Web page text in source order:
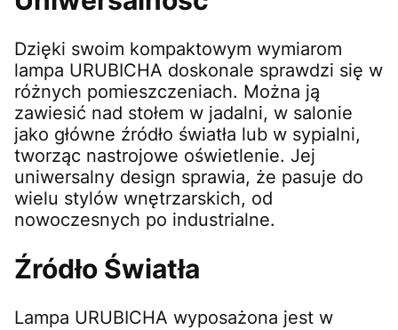
Dzięki swoim kompaktowym wymiarom
lampa URUBICHA doskonale sprawdzi się w
różnych pomieszczeniach. Można ją
zawiesić nad stołem w jadalni, w salonie
jako główne źródło światła lub w sypialni,
tworząc nastrojowe oświetlenie. Jej
uniwersalny design sprawia, że pasuje do
wielu stylów wnętrzarskich, od
nowoczesnych po industrialne.
Źródło Światła
Lampa URUBICHA wyposażona jest w